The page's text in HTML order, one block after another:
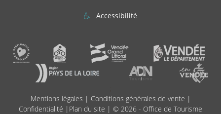
Accessibilité
Mentions légales | Conditions générales de vente |
Confidentialité | Plan du site | © 2026 - Office de Tourisme